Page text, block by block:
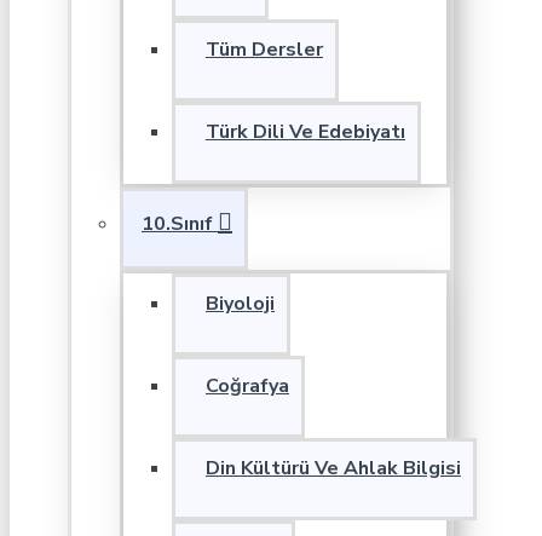
Tüm Dersler
Türk Dili Ve Edebiyatı
10.Sınıf
Biyoloji
Coğrafya
Din Kültürü Ve Ahlak Bilgisi